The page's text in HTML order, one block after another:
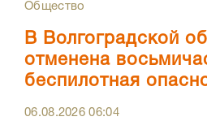
Общество
В Волгоградской
отменена
беспилотная
06.08.202606:04